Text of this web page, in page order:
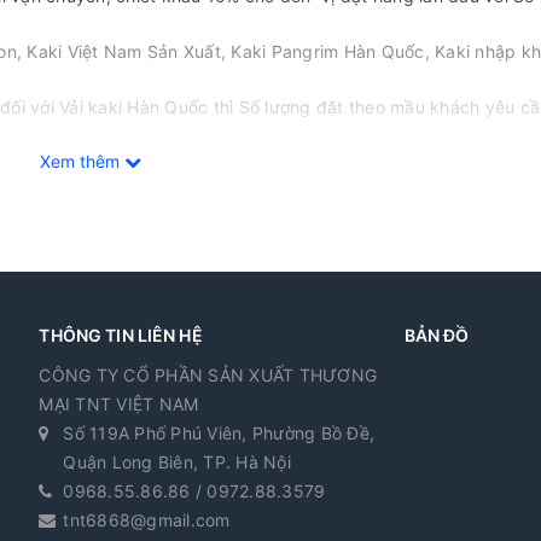
Kaki Việt Nam Sản Xuất, Kaki Pangrim Hàn Quốc, Kaki nhập
với Vải kaki Hàn Quốc thì Số lượng đặt theo mầu khách yêu
Xem thêm
THÔNG TIN LIÊN HỆ
CÔNG TY CỔ PHẦN SẢN XUẤT THƯƠNG
MẠI TNT VIỆT NAM
Số 119A Phố Phú Viên, Phường Bồ Đề,
Quận Long Biên, TP. Hà Nội
0968.55.86.86 / 0972.88.3579
tnt6868@gmail.com
BẢN ĐỒ